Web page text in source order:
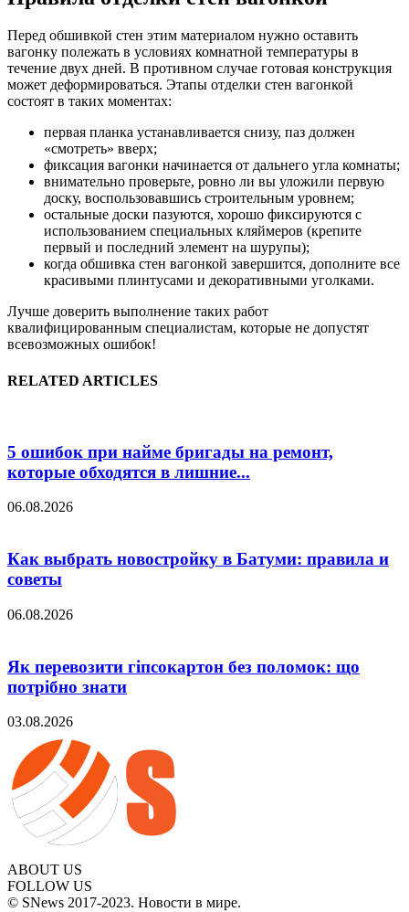
Перед обшивкой стен этим материалом нужно оставить
вагонку полежать в условиях комнатной температуры в
течение двух дней. В противном случае готовая конструкция
может деформироваться. Этапы отделки стен вагонкой
состоят в таких моментах:
первая планка устанавливается снизу, паз должен
«смотреть» вверх;
фиксация вагонки начинается от дальнего угла комнаты;
внимательно проверьте, ровно ли вы уложили первую
доску, воспользовавшись строительным уровнем;
остальные доски пазуются, хорошо фиксируются с
использованием специальных кляймеров (крепите
первый и последний элемент на шурупы);
когда обшивка стен вагонкой завершится, дополните все
красивыми плинтусами и декоративными уголками.
Лучше доверить выполнение таких работ
квалифицированным специалистам, которые не допустят
всевозможных ошибок!
RELATED ARTICLES
5 ошибок при найме бригады на ремонт,
которые обходятся в лишние...
06.08.2026
Как выбрать новостройку в Батуми: правила и
советы
06.08.2026
Як перевозити гіпсокартон без поломок: що
потрібно знати
03.08.2026
ABOUT US
FOLLOW US
© SNews 2017-2023. Новости в мире.